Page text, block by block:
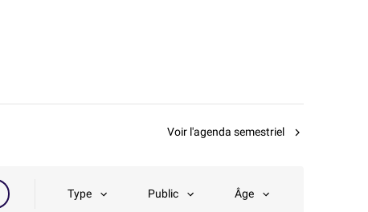
Voir l'agenda semestriel
Type Public Âge